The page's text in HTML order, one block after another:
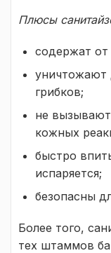
Плюсы
содержат от
уничтожают
грибков;
не
кожных
быстро
испаряется;
безопасны
Более того,
тех штаммов